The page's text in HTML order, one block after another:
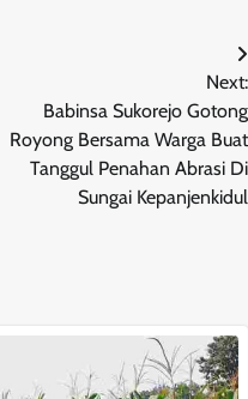
Next:
Babinsa Sukorejo Gotong
Royong Bersama Warga Buat
Tanggul Penahan Abrasi Di
Sungai Kepanjenkidul